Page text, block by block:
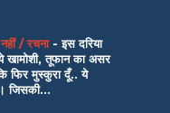
/ रचना -इस दरिया
खामोशी, तूफान का असर
फिर मुस्कुरा दूँ.. ये
जिसकी...